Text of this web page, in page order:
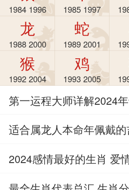
1984 1996 1985 1997
龙
1988 2000
蛇
1989 2001
猴
1992 2004
鸡
1993 2005
第一运程大师详解2024
适合属龙人本命年佩戴
2024感情最好的生肖 爱